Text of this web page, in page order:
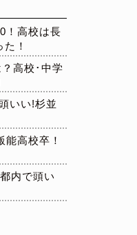
！高校は長
！
高校･中学
いい!杉並
高校卒！
内で頭い